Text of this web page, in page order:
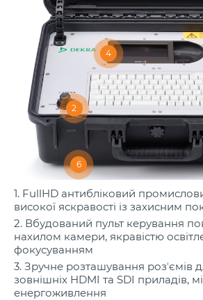
2
4
6
1. FullHD антибліковий
високої яскравості із захисним
2. Вбудований пульт керування
нахилом камери, якравістю
фокусуванням
3. Зручне розташування розʼємів
зовнішніх HDMI та SDI приладів,
енергоживлення